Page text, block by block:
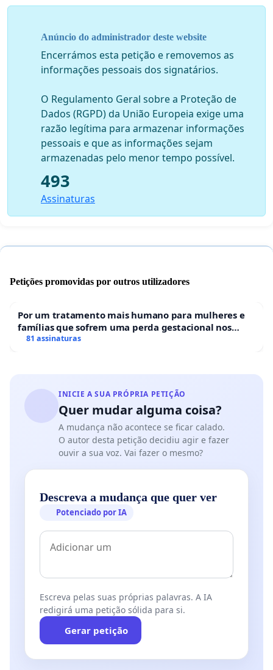
Anúncio do administrador deste website
Encerrámos esta petição e removemos as
informações pessoais dos signatários.
O Regulamento Geral sobre a Proteção de
Dados (RGPD) da União Europeia exige uma
razão legítima para armazenar informações
pessoais e que as informações sejam
armazenadas pelo menor tempo possível.
493
Assinaturas
Petições promovidas por outros utilizadores
Por um tratamento mais humano para mulheres e
famílias que sofrem uma perda gestacional nos
hospitais portugueses
81 assinaturas
INICIE A SUA PRÓPRIA PETIÇÃO
Quer mudar alguma coisa?
A mudança não acontece se ficar calado.
O autor desta petição decidiu agir e fazer
ouvir a sua voz. Vai fazer o mesmo?
Descreva a mudança que quer ver
Potenciado por IA
Escreva pelas suas próprias palavras. A IA
redigirá uma petição sólida para si.
Gerar petição